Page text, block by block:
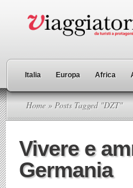
Italia Europa Africa
Home » Posts Tagged "DZT"
Vivere e
Germania